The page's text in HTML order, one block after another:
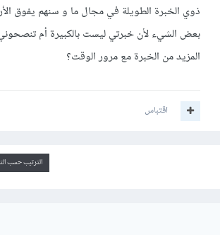
ذوي الخبرة الطويلة في مجال ما و سنهم يفوق
بعض الشيء لأن خبرتي ليست بالكبيرة أم
المزيد من الخبرة مع مرور الوقت؟
اقتباس
الترتيب حسب